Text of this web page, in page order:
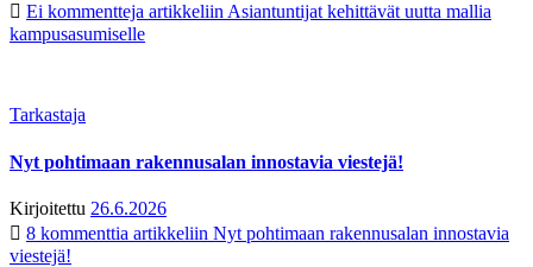
Ei kommentteja artikkeliin Asiantuntijat kehittävät uutta mallia
kampusasumiselle
Tarkastaja
Nyt pohtimaan rakennusalan innostavia viestejä!
Kirjoitettu 26.6.2026
8 kommenttia artikkeliin Nyt pohtimaan rakennusalan innostavia
viestejä!